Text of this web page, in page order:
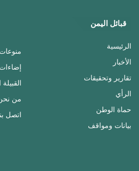
قبائل اليمن
الرئيسية
الأخبار
تقارير وتحقيقات
الرأي
حماة الوطن
بيانات ومواقف
منوعات
القبيلة
من
اتصل